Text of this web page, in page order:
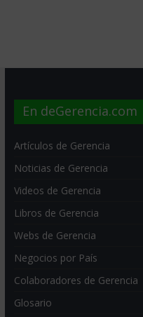
En deGerencia.com
Artículos de Gerencia
Noticias de Gerencia
Videos de Gerencia
Libros de Gerencia
Webs de Gerencia
Negocios por País
Colaboradores de Gerencia
Glosario